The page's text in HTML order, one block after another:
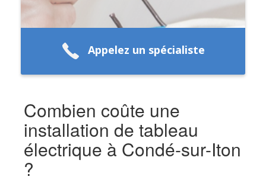
Appelez un spécialiste
Combien coûte une
installation de tableau
électrique à Condé-sur-Iton
?